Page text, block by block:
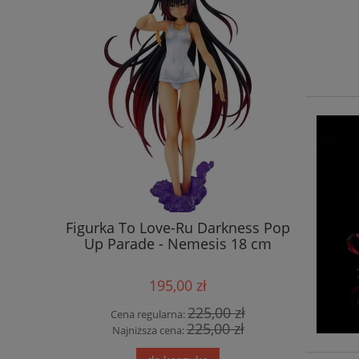
Figurka To Love-Ru Darkness Pop
Up Parade - Nemesis 18 cm
195,00 zł
Cena regularna:225,00 zł
Najniższa cena:225,00 zł